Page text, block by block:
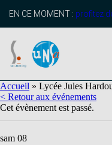
EN CE MOMENT : profitez
Accueil » Lycée Jules
< Retour aux événements
Cet évènement est passé.
sam 08